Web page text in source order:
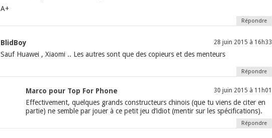
A+
Répondre
BlidBoy 28 juin 2015 à 16h33
Sauf Huawei , Xiaomi .. Les autres sont que des copieurs et des menteurs
Répondre
Marco pour Top For Phone 30 juin 2015 à 11h01
Effectivement, quelques grands constructeurs chinois (que tu viens de citer en
partie) ne semble par jouer à ce petit jeu d’idiot (mentir sur les spécifications).
Répondre